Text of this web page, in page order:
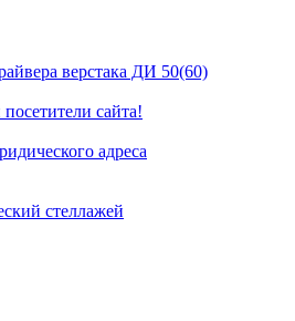
верстака ДИ 50(60)
сайта!
адреса
стеллажей